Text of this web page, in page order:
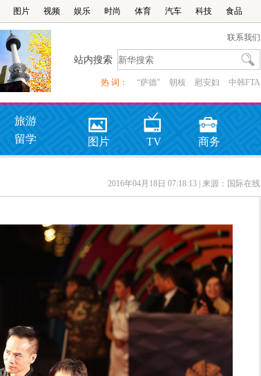
图片 视频 娱乐 时尚 体育 汽车 科技 食品
联系我们
站内搜索
热 词： “萨德” 朝核 慰安妇 中韩FTA
旅游
留学 图片 TV 商务
2016年04月18日 07:18:13 | 来源：国际在线